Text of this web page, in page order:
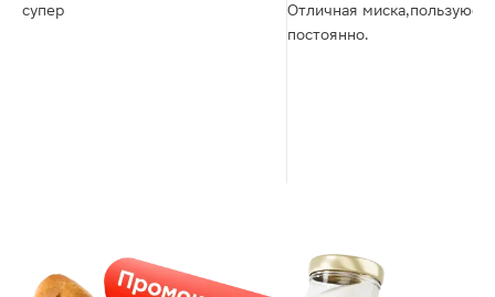
супер
Отличная миска,пользуюсь
постоянно.